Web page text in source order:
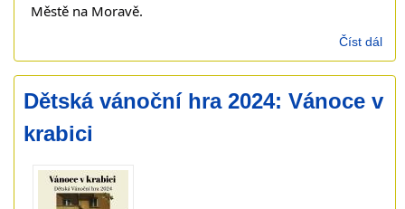
Městě na Moravě.
Číst dál
Dětská vánoční hra 2024: Vánoce v
krabici